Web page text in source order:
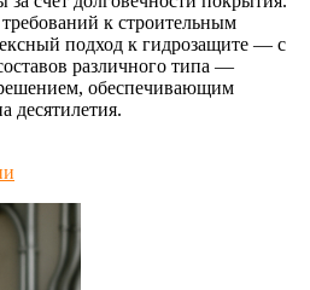
к строительным
подход к гидрозащите — с
различного типа —
обеспечивающим
десятилетия.